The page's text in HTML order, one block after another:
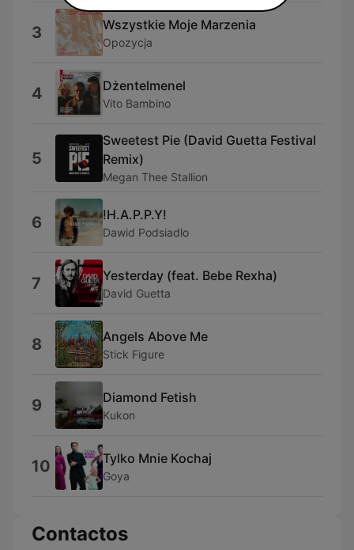
3 Wszystkie Moje Marzenia
Opozycja
4 Dżentelmenel
Vito Bambino
5
Sweetest Pie (David Guetta Festival
Remix)
Megan Thee Stallion
6 !H.A.P.P.Y!
Dawid Podsiadlo
7 Yesterday (feat. Bebe Rexha)
David Guetta
8 Angels Above Me
Stick Figure
9 Diamond Fetish
Kukon
10 Tylko Mnie Kochaj
Goya
Contactos